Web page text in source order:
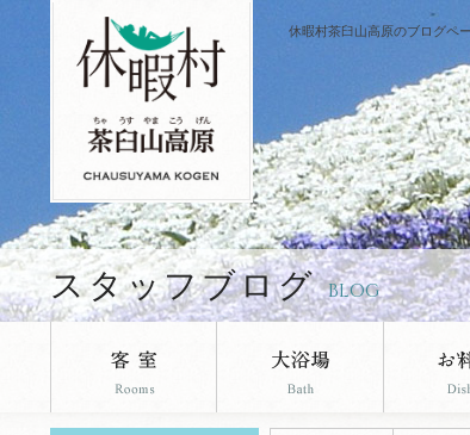
休暇村茶臼山高原のブログペー
スタッフブログ BLOG